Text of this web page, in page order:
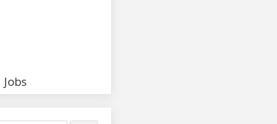
Jobs